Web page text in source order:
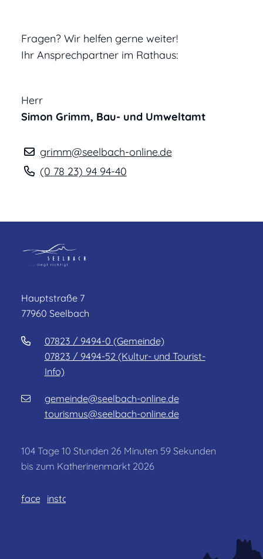
Fragen? Wir helfen gerne weiter!
Ihr Ansprechpartner im Rathaus:
Herr
Simon Grimm, Bau- und Umweltamt
grimm@seelbach-online.de
(0 78 23) 94 94-40
Hauptstraße 7
77960 Seelbach
07823 / 9494-0 (Gemeinde)
07823 / 9494-52 (Kultur- und Tourist-
Info)
gemeinde@seelbach-online.de
tourismus@seelbach-online.de
104 Tage 10 Stunden 26 Minuten 59 Sekunden
bis zum Katherinenmarkt 2026
facebookinstagram